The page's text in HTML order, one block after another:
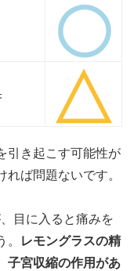
引き起こす可能性が
ば問題ないです。
目に入ると痛みを
レモングラスの精
子宮収縮の作用があ